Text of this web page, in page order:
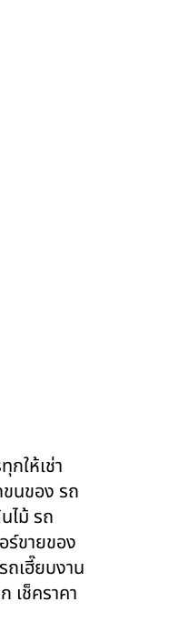
กให้เช่า
นของ รถ
ไม้ รถ
ร์ขายของ
เฮี๊ยบงาน
เช็คราคา